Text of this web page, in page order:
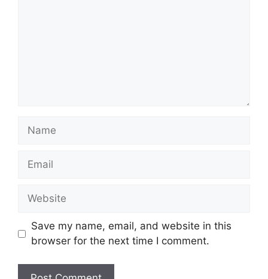
Name
Email
Website
Save my name, email, and website in this
browser for the next time I comment.